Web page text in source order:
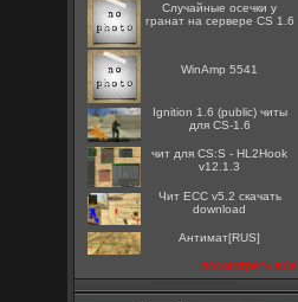
Случайные осечки у
гранат на сервере CS 1.6
WinAmp 5541
Ignition 1.6 (public) читы
для CS-1.6
чит для CS:S - HL2Hook
v12.1.3
Чит ECC v5.2 скачать
download
Антимат[RUS]
посмотреть все